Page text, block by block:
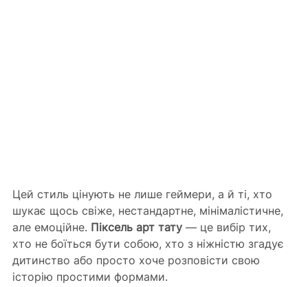
Цей стиль цінують не лише геймери, а й ті, хто
шукає щось свіже, нестандартне, мінімалістичне,
але емоційне. Піксель арт тату — це вибір тих,
хто не боїться бути собою, хто з ніжністю згадує
дитинство або просто хоче розповісти свою
історію простими формами.